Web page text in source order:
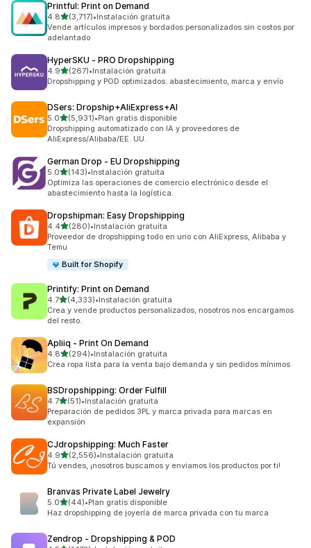
Printful: Print on Demand
4.8de 5 estrellas
(3,717)
3717 reseñas en total
•Instalación gratuita
Vende artículos impresos y bordados personalizados sin costos por
adelantado
HyperSKU ‑ PRO Dropshipping
4.9de 5 estrellas
(267)
267 reseñas en total
•Instalación gratuita
Dropshipping y POD optimizados: abastecimiento, marca y envío
DSers: Dropship+AliExpress+AI
5.0de 5 estrellas
(5,931)
5931 reseñas en total
•Plan gratis disponible
Dropshipping automatizado con IA y proveedores de
AliExpress/Alibaba/EE. UU.
German Drop ‑ EU Dropshipping
5.0de 5 estrellas
(143)
143 reseñas en total
•Instalación gratuita
Optimiza las operaciones de comercio electrónico desde el
abastecimiento hasta la logística.
Dropshipman: Easy Dropshipping
4.4de 5 estrellas
(280)
280 reseñas en total
•Instalación gratuita
Proveedor de dropshipping todo en uno con AliExpress, Alibaba y
Temu
Built for Shopify
Printify: Print on Demand
4.7de 5 estrellas
(4,333)
4333 reseñas en total
•Instalación gratuita
Crea y vende productos personalizados, nosotros nos encargamos
del resto.
Apliiq ‑ Print On Demand
4.8de 5 estrellas
(294)
294 reseñas en total
•Instalación gratuita
Crea ropa lista para la venta bajo demanda y sin pedidos mínimos
BSDropshipping: Order Fulfill
4.7de 5 estrellas
(51)
51 reseñas en total
•Instalación gratuita
Preparación de pedidos 3PL y marca privada para marcas en
expansión
CJdropshipping: Much Faster
4.9de 5 estrellas
(2,556)
2556 reseñas en total
•Instalación gratuita
Tú vendes, ¡nosotros buscamos y enviamos los productos por ti!
Branvas Private Label Jewelry
5.0de 5 estrellas
(44)
44 reseñas en total
•Plan gratis disponible
Haz dropshipping de joyería de marca privada con tu marca
Zendrop ‑ Dropshipping & POD